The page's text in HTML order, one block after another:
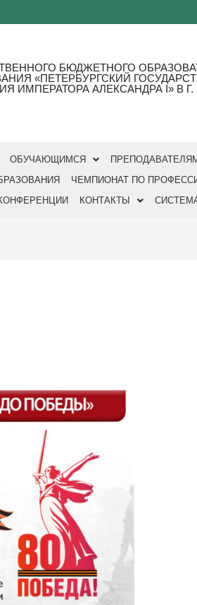
БЮДЖЕТНОГО
«ПЕТЕРБУРГСКИЙ
ИМПЕРАТОРА АЛЕКСАНДРА I» В Г.
ОБУЧАЮЩИМСЯ
ЧЕМПИОНАТ ПО
КОНТАКТЫ